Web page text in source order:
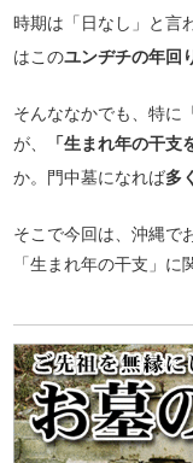
時期は「日なし」と言
はこのユンヂチの年回
そんななかでも、特に
が、
「生まれ年の干支
か。門中墓になれば多
そこで今回は、沖縄で
「生まれ年の干支」に